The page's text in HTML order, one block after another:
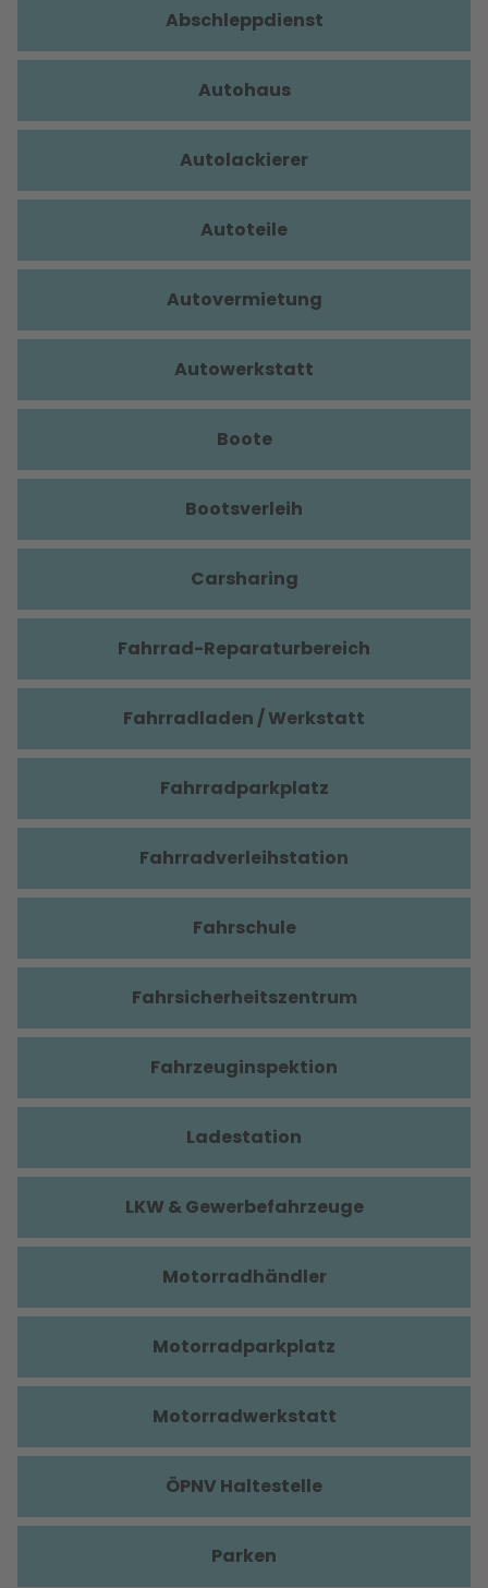
Abschleppdienst
Autohaus
Autolackierer
Autoteile
Autovermietung
Autowerkstatt
Boote
Bootsverleih
Carsharing
Fahrrad-Reparaturbereich
Fahrradladen / Werkstatt
Fahrradparkplatz
Fahrradverleihstation
Fahrschule
Fahrsicherheitszentrum
Fahrzeuginspektion
Ladestation
LKW & Gewerbefahrzeuge
Motorradhändler
Motorradparkplatz
Motorradwerkstatt
ÖPNV Haltestelle
Parken